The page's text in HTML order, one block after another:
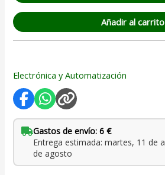
Añadir al carrito
Electrónica y Automatización
Gastos de envío: 6 €
Entrega estimada: martes, 11 de
de agosto